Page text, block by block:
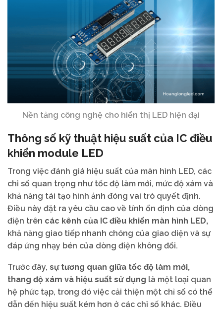
Nền tảng công nghệ cho hiển thị LED hiện đại
Thông số kỹ thuật hiệu suất của IC điều
khiển module LED
Trong việc đánh giá hiệu suất của màn hình LED, các
chỉ số quan trọng như tốc độ làm mới, mức độ xám và
khả năng tái tạo hình ảnh đóng vai trò quyết định.
Điều này đặt ra yêu cầu cao về tính ổn định của dòng
điện trên các kênh của IC điều khiển màn hình LED,
khả năng giao tiếp nhanh chóng của giao diện và sự
đáp ứng nhạy bén của dòng điện không đổi.
Trước đây, sự tương quan giữa tốc độ làm mới,
thang độ xám và hiệu suất sử dụng là một loại quan
hệ phức tạp, trong đó việc cải thiện một chỉ số có thể
dẫn đến hiệu suất kém hơn ở các chỉ số khác. Điều